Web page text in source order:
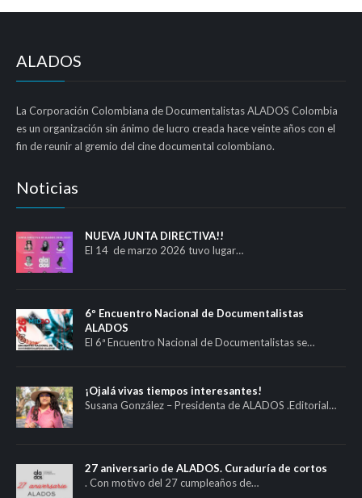
ALADOS
La Corporación Colombiana de Documentalistas ALADOS Colombia
es un organización sin ánimo de lucro creada hace veinte años con el
fin de reunir al gremio del cine documental colombiano.
Noticias
NUEVA JUNTA DIRECTIVA!!
El 14 de marzo 2026 tuvo lugar…
6º Encuentro Nacional de Documentalistas
ALADOS
El 6ª Encuentro Nacional de Documentalistas se…
¡Ojalá vivas tiempos interesantes!
Susana González – Presidenta de ALADOS .Editorial…
27 aniversario de ALADOS. Curaduría de cortos
. Con motivo del 27 cumpleaños de…